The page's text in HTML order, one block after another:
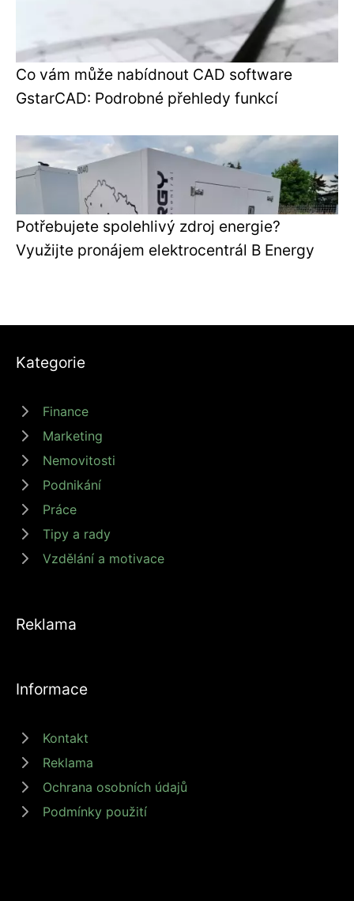
Co vám může nabídnout CAD software
GstarCAD: Podrobné přehledy funkcí
Potřebujete spolehlivý zdroj energie?
Využijte pronájem elektrocentrál B Energy
Kategorie
Finance
Marketing
Nemovitosti
Podnikání
Práce
Tipy a rady
Vzdělání a motivace
Reklama
Informace
Kontakt
Reklama
Ochrana osobních údajů
Podmínky použití